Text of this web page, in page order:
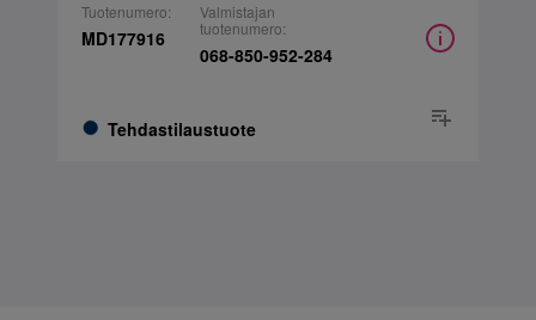
Tuotenumero:
MD177916
Tehdastilaustuote
Valmistajan
tuotenumero:
068-850-952-284